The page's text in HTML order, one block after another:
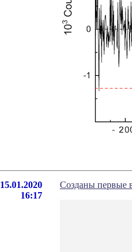
15.01.2020
16:17
Созданы первые